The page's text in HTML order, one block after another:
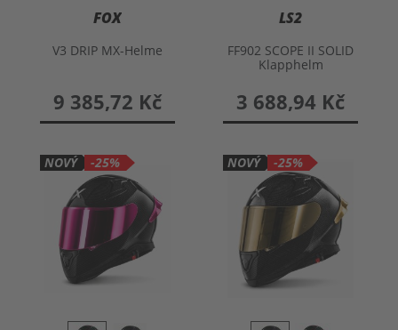
FOX
V3 DRIP MX-Helme
9 385,72 Kč
LS2
FF902 SCOPE II SOLID
Klapphelm
3 688,94 Kč
NOVÝ -25% NOVÝ -25%